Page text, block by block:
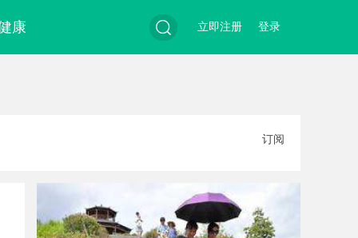
康 登录
立即注册
订阅